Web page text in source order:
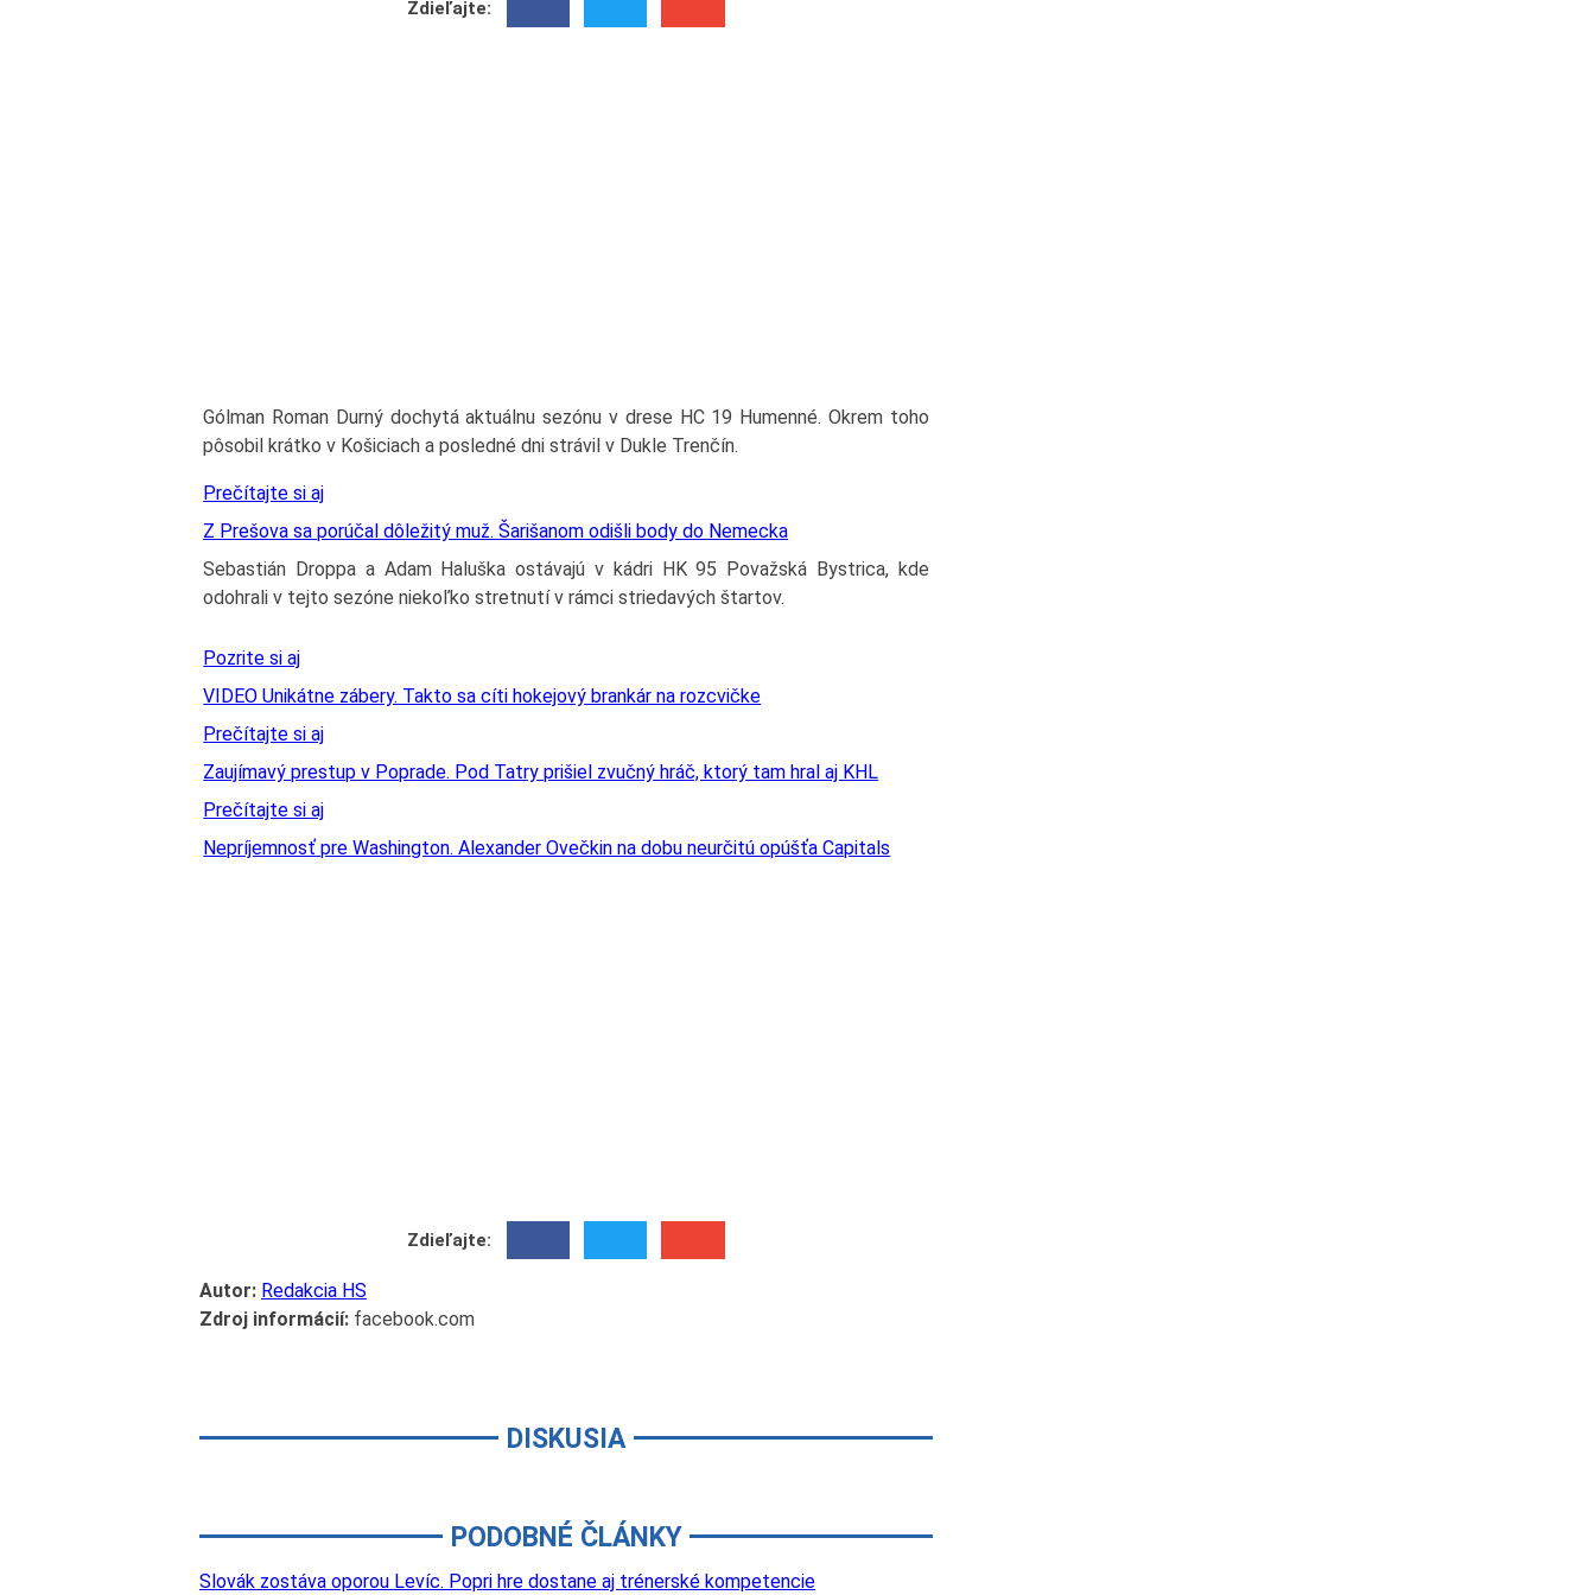
Zdieľajte:
Gólman Roman Durný dochytá aktuálnu sezónu v drese HC 19 Humenné. Okrem toho
pôsobil krátko v Košiciach a posledné dni strávil v Dukle Trenčín.
Prečítajte si aj
Z Prešova sa porúčal dôležitý muž. Šarišanom odišli body do Nemecka
Sebastián Droppa a Adam Haluška ostávajú v kádri HK 95 Považská Bystrica, kde
odohrali v tejto sezóne niekoľko stretnutí v rámci striedavých štartov.
Pozrite si aj
VIDEO Unikátne zábery. Takto sa cíti hokejový brankár na rozcvičke
Prečítajte si aj
Zaujímavý prestup v Poprade. Pod Tatry prišiel zvučný hráč, ktorý tam hral aj KHL
Prečítajte si aj
Nepríjemnosť pre Washington. Alexander Ovečkin na dobu neurčitú opúšťa Capitals
Zdieľajte:
Autor: Redakcia HS
Zdroj informácií: facebook.com
DISKUSIA
PODOBNÉ ČLÁNKY
Slovák zostáva oporou Levíc. Popri hre dostane aj trénerské kompetencie